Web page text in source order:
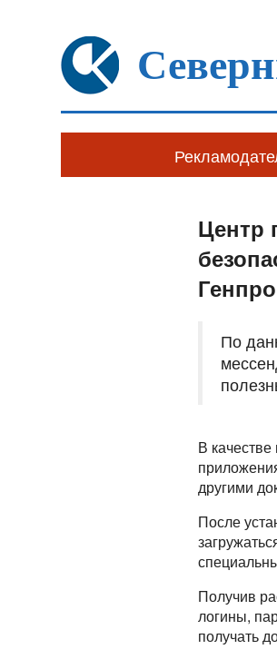
Центр
По
В
другими
После
Получив
логины,
получать